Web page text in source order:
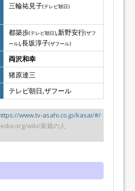
三輪祐見子(テレビ朝日)
都築歩(テレビ朝日),新野安行(ザフ
ール),長坂淳子(ザフール)
両沢和幸
猪原達三
テレビ朝日,ザフール
www.tv-asahi.co.jp/kasai/#/
wiki/家栽の人